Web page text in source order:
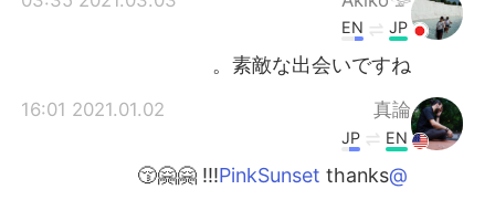
JP
EN
素敵な出会いですね。
真論
2021.01.02 16:01
EN
JP
@PinkSunset
thanks!!! 🤗🤗😚